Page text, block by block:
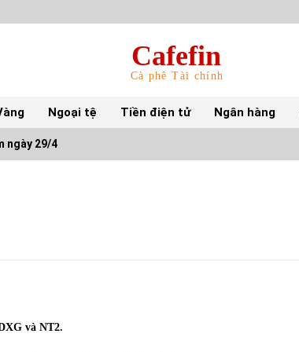
Cafefin
Cà phê Tài chính
Ngoại tệ Tiền điện tử Ngân hàng
ngày 29/4
và NT2.